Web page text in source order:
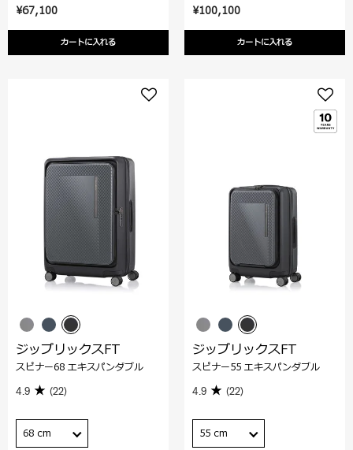
¥67,100
カートに入れる
¥100,100
カートに入れる
ジップリックスFT
スピナー68 エキスパンダブル
4.9 (22)
68 cm
ジップリックスFT
スピナー55 エキスパンダブル
4.9 (22)
55 cm